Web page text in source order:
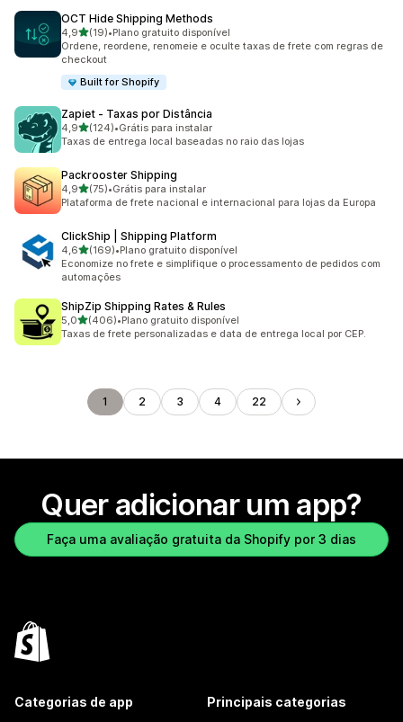
OCT Hide Shipping Methods
4,9de 5 estrelas
(19)
19 avaliações ao todo
•Plano gratuito disponível
Ordene, reordene, renomeie e oculte taxas de frete com regras de
checkout
Built for Shopify
Zapiet ‑ Taxas por Distância
4,9de 5 estrelas
(124)
124 avaliações ao todo
•Grátis para instalar
Taxas de entrega local baseadas no raio das lojas
Packrooster Shipping
4,9de 5 estrelas
(75)
75 avaliações ao todo
•Grátis para instalar
Plataforma de frete nacional e internacional para lojas da Europa
ClickShip | Shipping Platform
4,6de 5 estrelas
(169)
169 avaliações ao todo
•Plano gratuito disponível
Economize no frete e simplifique o processamento de pedidos com
automações
ShipZip Shipping Rates & Rules
5,0de 5 estrelas
(406)
406 avaliações ao todo
•Plano gratuito disponível
Taxas de frete personalizadas e data de entrega local por CEP.
1 2 3 4 22
Quer adicionar um app?
Faça uma avaliação gratuita da Shopify por 3 dias
Categorias de app Principais categorias